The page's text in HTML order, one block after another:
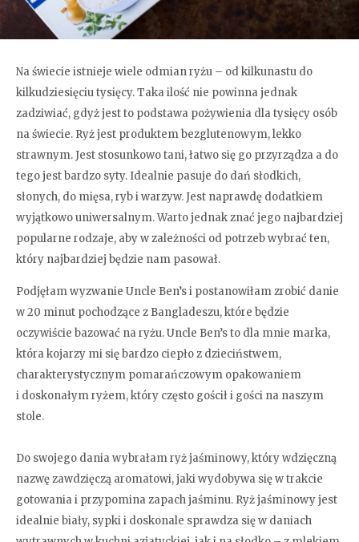
Na świecie istnieje wiele odmian ryżu – od kilkunastu do
kilkudziesięciu tysięcy. Taka ilość nie powinna jednak
zadziwiać, gdyż jest to podstawa pożywienia dla tysięcy osób
na świecie. Ryż jest produktem bezglutenowym, lekko
strawnym. Jest stosunkowo tani, łatwo się go przyrządza a do
tego jest bardzo syty. Idealnie pasuje do dań słodkich,
słonych, do mięsa, ryb i warzyw. Jest naprawdę dodatkiem
wyjątkowo uniwersalnym. Warto jednak znać jego najbardziej
popularne rodzaje, aby w zależności od potrzeb wybrać ten,
który najbardziej będzie nam pasował.
Podjęłam wyzwanie Uncle Ben’s i postanowiłam zrobić danie
w 20 minut pochodzące z Bangladeszu, które będzie
oczywiście bazować na ryżu. Uncle Ben’s to dla mnie marka,
która kojarzy mi się bardzo ciepło z dzieciństwem,
charakterystycznym pomarańczowym opakowaniem
i doskonałym ryżem, który często gościł i gości na naszym
stole.
Do swojego dania wybrałam ryż jaśminowy, który wdzięczną
nazwę zawdzięczą aromatowi, jaki wydobywa się w trakcie
gotowania i przypomina zapach jaśminu. Ryż jaśminowy jest
idealnie biały, sypki i doskonale sprawdza się w daniach